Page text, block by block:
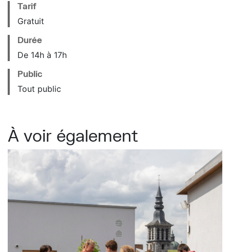
Tarif
Gratuit
Durée
De 14h à 17h
Public
Tout public
À voir également